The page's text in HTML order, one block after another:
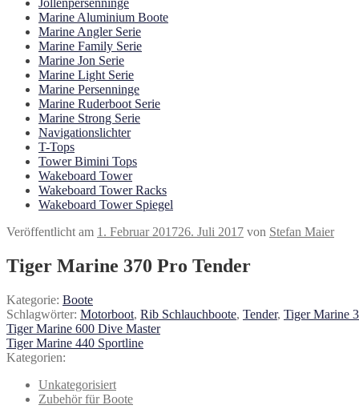
Marine Aluminium Boote
Marine Angler Serie
Marine Family Serie
Marine Jon Serie
Marine Light Serie
Marine Persenninge
Marine Ruderboot Serie
Marine Strong Serie
Navigationslichter
T-Tops
Tower Bimini Tops
Wakeboard Tower
Wakeboard Tower Racks
Wakeboard Tower Spiegel
Veröffentlicht am 1. Februar 201726. Juli 2017 von Stefan Maier
Tiger Marine 370 Pro Tender
Kategorie: Boote
Schlagwörter: Motorboot, Rib Schlauchboote, Tender, Tiger Marine
Beitragsnavigation
Vorheriger
Beitrag:
Tiger Marine 600 Dive Master
Nächster
Beitrag:
Tiger Marine 440 Sportline
Kategorien:
Unkategorisiert
Zubehör für Boote